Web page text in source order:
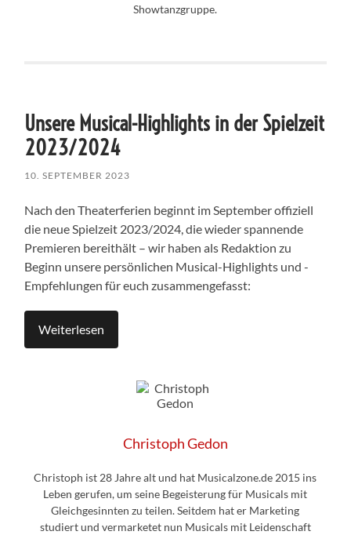
Showtanzgruppe.
Unsere Musical-Highlights in der Spielzeit
2023/2024
10. SEPTEMBER 2023
Nach den Theaterferien beginnt im September offiziell
die neue Spielzeit 2023/2024, die wieder spannende
Premieren bereithält – wir haben als Redaktion zu
Beginn unsere persönlichen Musical-Highlights und -
Empfehlungen für euch zusammengefasst:
Weiterlesen
Christoph Gedon
Christoph ist 28 Jahre alt und hat Musicalzone.de 2015 ins
Leben gerufen, um seine Begeisterung für Musicals mit
Gleichgesinnten zu teilen. Seitdem hat er Marketing
studiert und vermarketet nun Musicals mit Leidenschaft